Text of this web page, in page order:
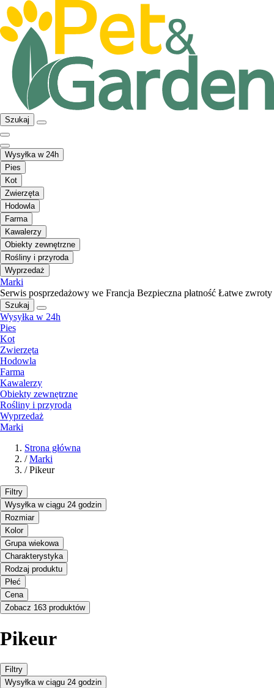
Szukaj
Wysyłka w 24h
Pies
Kot
Zwierzęta
Hodowla
Farma
Kawalerzy
Obiekty zewnętrzne
Rośliny i przyroda
Wyprzedaż
Marki
Serwis posprzedażowy we Francja Bezpieczna płatność Łatwe zwroty
Szukaj
Wysyłka w 24h
Pies
Kot
Zwierzęta
Hodowla
Farma
Kawalerzy
Obiekty zewnętrzne
Rośliny i przyroda
Wyprzedaż
Marki
Strona główna
/ Marki
/ Pikeur
Filtry
Wysyłka w ciągu 24 godzin
Rozmiar
Kolor
Grupa wiekowa
Charakterystyka
Rodzaj produktu
Płeć
Cena
Zobacz 163 produktów
Pikeur
Filtry
Wysyłka w ciągu 24 godzin